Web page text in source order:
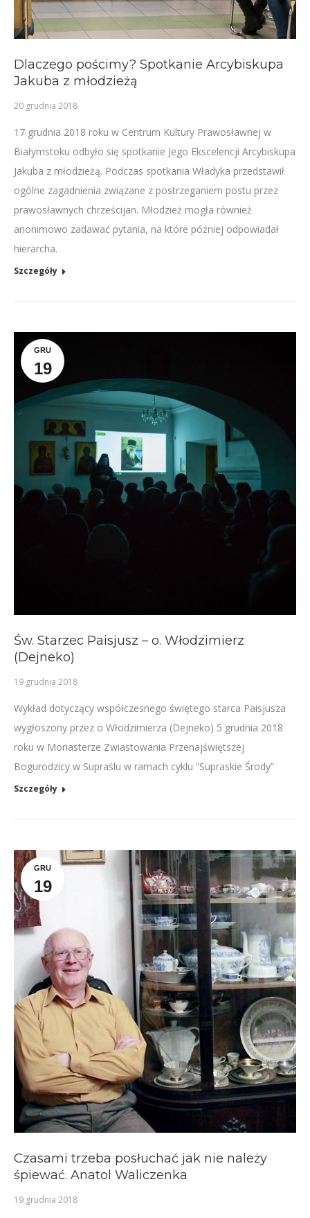
Dlaczego pościmy? Spotkanie Arcybiskupa
Jakuba z młodzieżą
20 grudnia 2018
17 grudnia 2018 roku w Centrum Kultury Prawosławnej w
Białymstoku odbyło się spotkanie Jego Ekscelencji Arcybiskupa
Jakuba z młodzieżą. Podczas spotkania Władyka przedstawił
ogólne zagadnienia związane z postrzeganiem postu przez
prawosławnych chrześcijan. Młodzież mogła również
anonimowo zadawać pytania, na które później odpowiadał
hierarcha.
Szczegóły
GRU
19
Św. Starzec Paisjusz – o. Włodzimierz
(Dejneko)
19 grudnia 2018
Wykład dotyczący współczesnego świętego starca Paisjusza
wygłoszony przez o Włodzimierza (Dejneko) 5 grudnia 2018
roku w Monasterze Zwiastowania Przenajświętszej
Bogurodzicy w Supraślu w ramach cyklu “Supraskie Środy”
Szczegóły
GRU
19
Czasami trzeba posłuchać jak nie należy
śpiewać. Anatol Waliczenka
19 grudnia 2018